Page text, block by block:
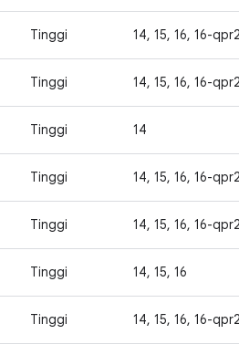
Tinggi 14, 15, 16, 16-qpr2
Tinggi 14, 15, 16, 16-qpr2
Tinggi 14
Tinggi 14, 15, 16, 16-qpr2
Tinggi 14, 15, 16, 16-qpr2
Tinggi 14, 15, 16
Tinggi 14, 15, 16, 16-qpr2